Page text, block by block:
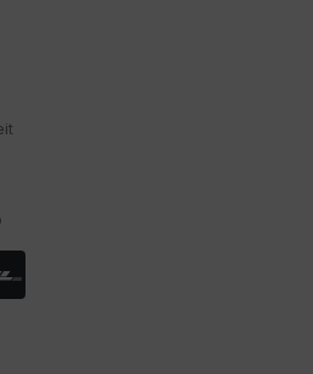
als ein Land mit einem
das Risiko, dass Ihre Daten
und
möglicherweise ohne
nicht statt.